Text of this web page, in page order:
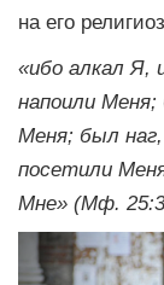
на его
«ибо алкал Я,
напоили
Меня; был
посетили
Мне» (Мф.